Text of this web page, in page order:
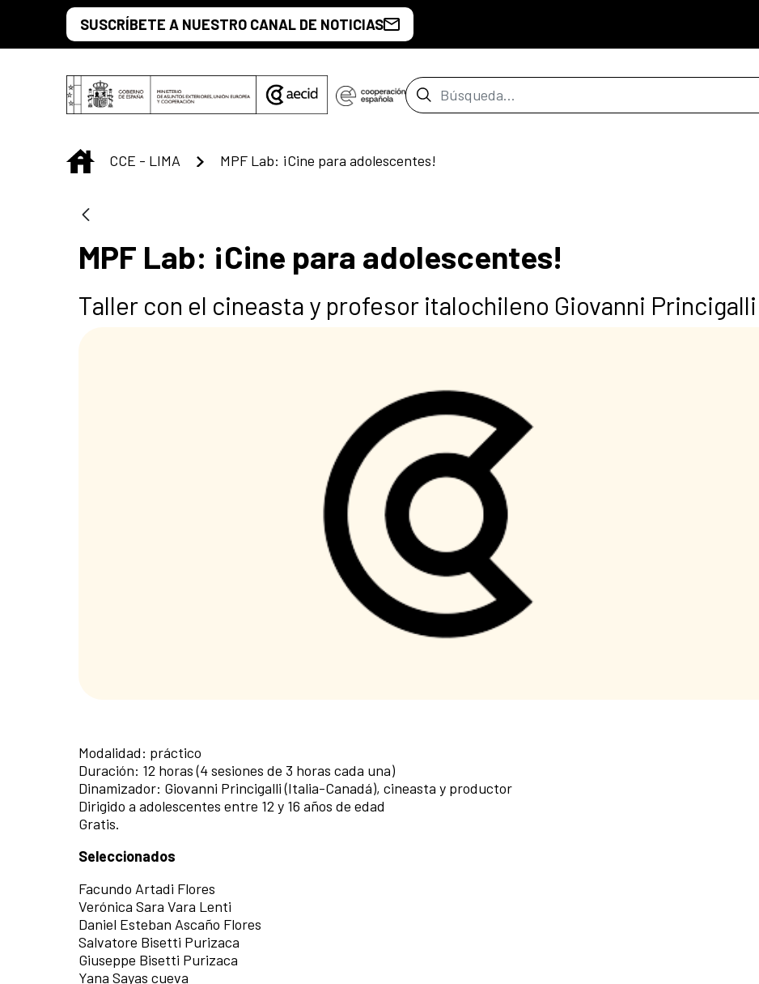
Saltar al contenido principal
SUSCRÍBETE A NUESTRO CANAL DE NOTICIAS
Barra de búsqueda
INICIO
CCE - LIMA MPF Lab: ¡Cine para adolescentes!
MPF Lab: ¡Cine para adolescentes!
Taller con el cineasta y profesor italochileno Giovanni Princigalli
Modalidad: práctico
Duración: 12 horas (4 sesiones de 3 horas cada una)
Dinamizador: Giovanni Princigalli (Italia-Canadá), cineasta y productor
Dirigido a adolescentes entre 12 y 16 años de edad
Gratis.
Seleccionados
Facundo Artadi Flores
Verónica Sara Vara Lenti
Daniel Esteban Ascaño Flores
Salvatore Bisetti Purizaca
Giuseppe Bisetti Purizaca
Yana Sayas cueva